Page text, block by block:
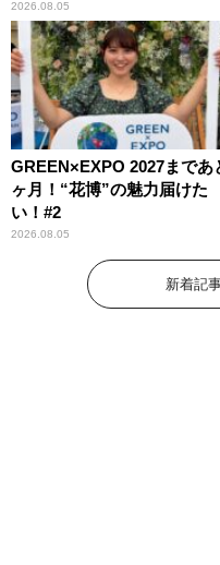
ッズ発売
2026.08.05
GREEN×EXPO 2027まであ
ヶ月！“花博”の魅力届けた
い！#2
2026.08.05
新着記